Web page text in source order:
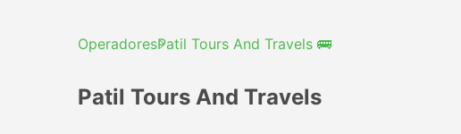
OperadoresPatil Tours And Travels 🚌
Patil Tours And Travels